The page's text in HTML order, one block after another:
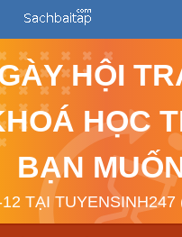
HỘI
HỌC
BẠN
TẠI